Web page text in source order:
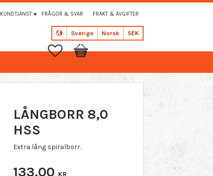
Sverige Norsk SEK
KUNDTJÄNST FRÅGOR & SVAR FRAKT & AVGIFTER
Favoritter
Handlekurv
LÅNGBORR 8,0
HSS
Extra lång spiralborr.
133,00